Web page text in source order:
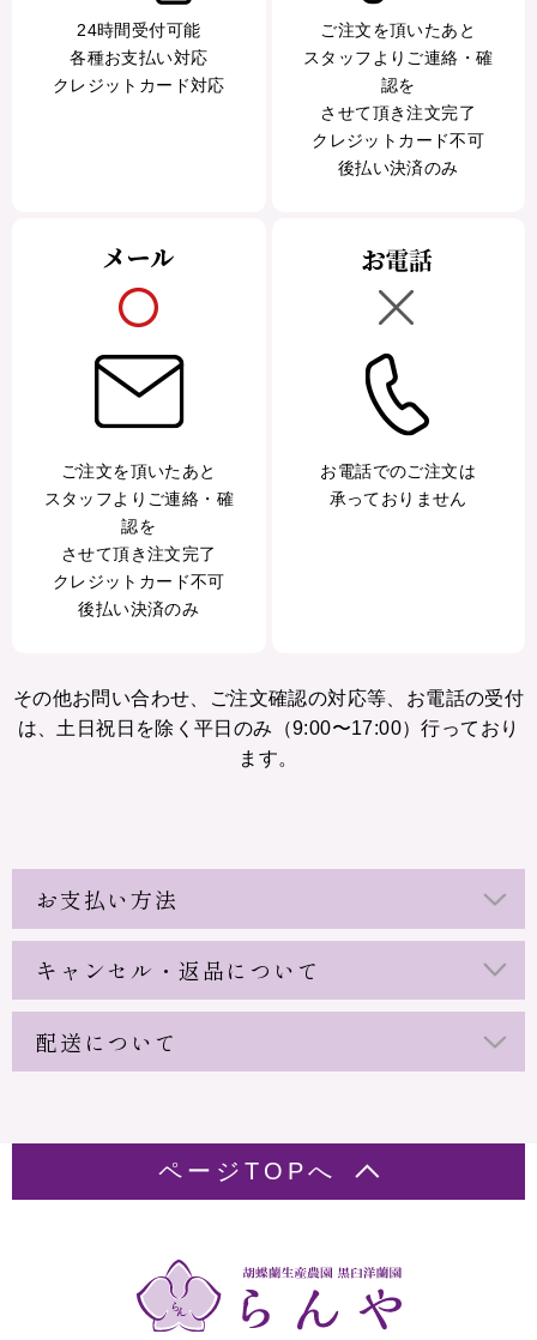
24時間受付可能
各種お支払い対応
クレジットカード対応
ご注文を頂いたあと
スタッフよりご連絡・確
認を
させて頂き注文完了
クレジットカード不可
後払い決済のみ
ご注文を頂いたあと
スタッフよりご連絡・確
認を
させて頂き注文完了
クレジットカード不可
後払い決済のみ
お電話でのご注文は
承っておりません
その他お問い合わせ、ご注文確認の対応等、お電話の受付
は、土日祝日を除く平日のみ（9:00〜17:00）行っており
ます。
お支払い方法
キャンセル・返品について
配送について
ページTOPへ